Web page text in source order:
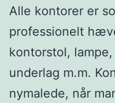
Alle kontorer er
professionelt
kontorstol,
underlag m.m.
nymalede, når